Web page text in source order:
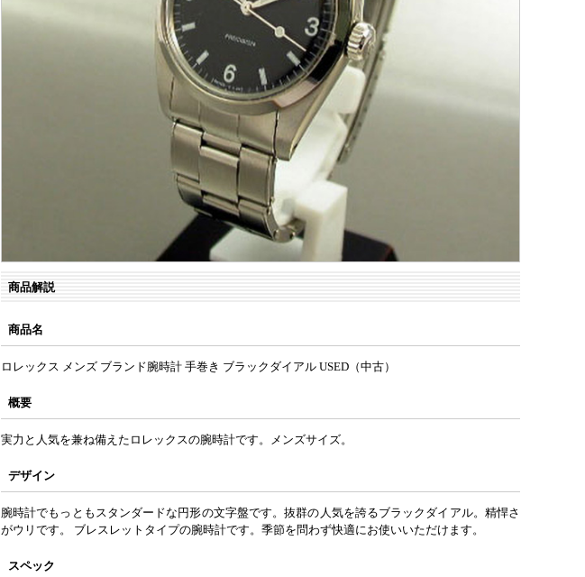
商品解説
商品名
ロレックス メンズ ブランド腕時計 手巻き ブラックダイアル USED（中古）
概要
実力と人気を兼ね備えたロレックスの腕時計です。メンズサイズ。
デザイン
腕時計でもっともスタンダードな円形の文字盤です。抜群の人気を誇るブラックダイアル。精悍さ
がウリです。 ブレスレットタイプの腕時計です。季節を問わず快適にお使いいただけます。
スペック